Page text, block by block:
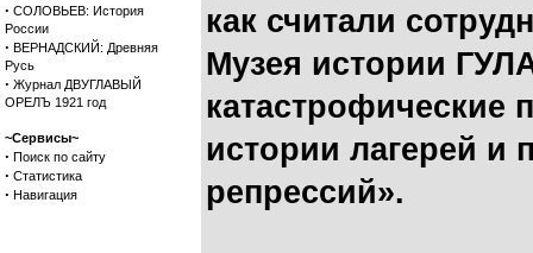
· СОЛОВЬЕВ: История
России
· ВЕРНАДСКИЙ: Древняя
Русь
· Журнал ДВУГЛАВЫЙ
ОРЕЛЪ 1921 год
~Сервисы~
· Поиск по сайту
· Статистика
· Навигация
как считали
Музея истории
катастрофические
истории лагерей и
репрессий».